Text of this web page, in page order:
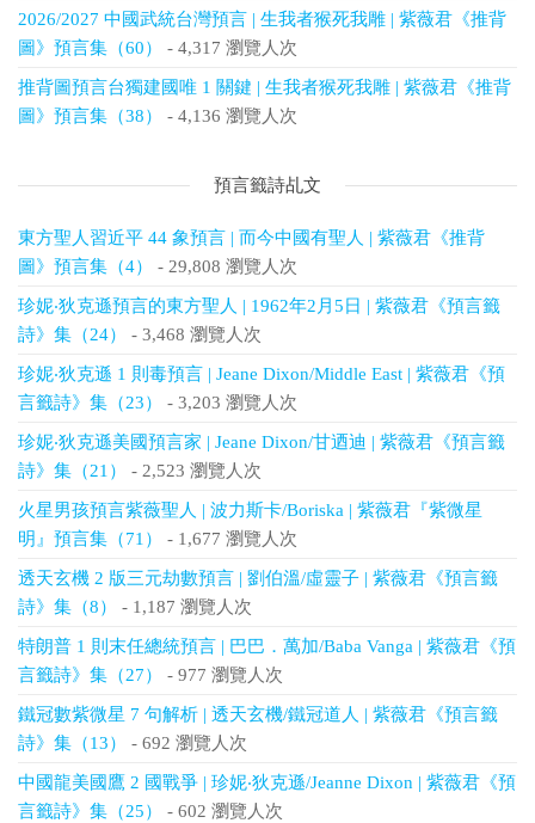
2026/2027 中國武統台灣預言 | 生我者猴死我雕 | 紫薇君《推背
圖》預言集（60）
- 4,317 瀏覽人次
推背圖預言台獨建國唯 1 關鍵 | 生我者猴死我雕 | 紫薇君《推背
圖》預言集（38）
- 4,136 瀏覽人次
預言籤詩乩文
東方聖人習近平 44 象預言 | 而今中國有聖人 | 紫薇君《推背
圖》預言集（4）
- 29,808 瀏覽人次
珍妮‧狄克遜預言的東方聖人 | 1962年2月5日 | 紫薇君《預言籤
詩》集（24）
- 3,468 瀏覽人次
珍妮‧狄克遜 1 則毒預言 | Jeane Dixon/Middle East | 紫薇君《預
言籤詩》集（23）
- 3,203 瀏覽人次
珍妮‧狄克遜美國預言家 | Jeane Dixon/甘迺迪 | 紫薇君《預言籤
詩》集（21）
- 2,523 瀏覽人次
火星男孩預言紫薇聖人 | 波力斯卡/Boriska | 紫薇君『紫微星
明』預言集（71）
- 1,677 瀏覽人次
透天玄機 2 版三元劫數預言 | 劉伯溫/虛靈子 | 紫薇君《預言籤
詩》集（8）
- 1,187 瀏覽人次
特朗普 1 則末任總統預言 | 巴巴．萬加/Baba Vanga | 紫薇君《預
言籤詩》集（27）
- 977 瀏覽人次
鐵冠數紫微星 7 句解析 | 透天玄機/鐵冠道人 | 紫薇君《預言籤
詩》集（13）
- 692 瀏覽人次
中國龍美國鷹 2 國戰爭 | 珍妮‧狄克遜/Jeanne Dixon | 紫薇君《預
言籤詩》集（25）
- 602 瀏覽人次